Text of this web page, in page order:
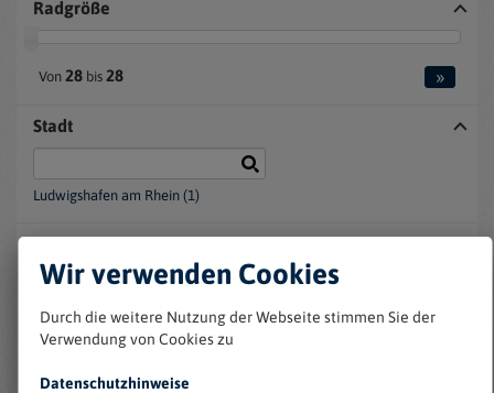
Radgröße
Von 28 bis 28 »
Stadt
Ludwigshafen am Rhein (1)
Sortieren nach :
Wir verwenden Cookies
Durch die weitere Nutzung der Webseite stimmen Sie der
Verwendung von Cookies zu
Datenschutzhinweise